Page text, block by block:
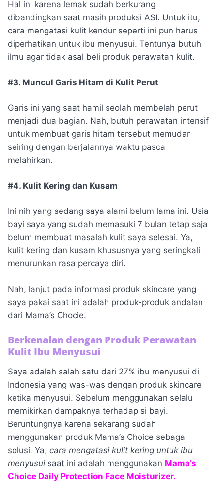
Hal ini karena lemak sudah berkurang
dibandingkan saat masih produksi ASI. Untuk itu,
cara mengatasi kulit kendur seperti ini pun harus
diperhatikan untuk ibu menyusui. Tentunya butuh
ilmu agar tidak asal beli produk perawatan kulit.
#3. Muncul Garis Hitam di Kulit Perut
Garis ini yang saat hamil seolah membelah perut
menjadi dua bagian. Nah, butuh perawatan intensif
untuk membuat garis hitam tersebut memudar
seiring dengan berjalannya waktu pasca
melahirkan.
#4. Kulit Kering dan Kusam
Ini nih yang sedang saya alami belum lama ini. Usia
bayi saya yang sudah memasuki 7 bulan tetap saja
belum membuat masalah kulit saya selesai. Ya,
kulit kering dan kusam khususnya yang seringkali
menurunkan rasa percaya diri.
Nah, lanjut pada informasi produk skincare yang
saya pakai saat ini adalah produk-produk andalan
dari Mama’s Chocie.
Berkenalan dengan Produk Perawatan
Kulit Ibu Menyusui
Saya adalah salah satu dari 27% ibu menyusui di
Indonesia yang was-was dengan produk skincare
ketika menyusui. Sebelum menggunakan selalu
memikirkan dampaknya terhadap si bayi.
Beruntungnya karena sekarang sudah
menggunakan produk Mama’s Choice sebagai
solusi. Ya, cara mengatasi kulit kering untuk ibu
menyusui saat ini adalah menggunakan Mama’s
Choice Daily Protection Face Moisturizer.